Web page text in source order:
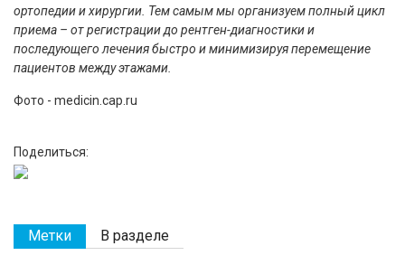
ортопедии и хирургии. Тем самым мы организуем полный цикл
приема – от регистрации до рентген-диагностики и
последующего лечения быстро и минимизируя перемещение
пациентов между этажами.
Фото - medicin.cap.ru
Поделиться:
Метки В разделе